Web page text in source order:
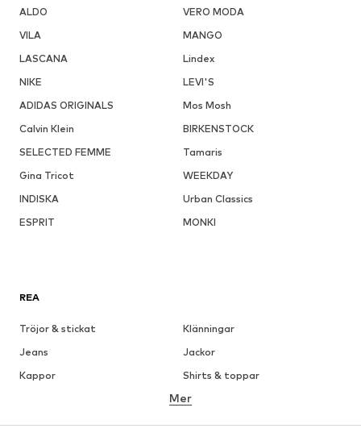
ALDO
VERO MODA
VILA
MANGO
LASCANA
Lindex
NIKE
LEVI'S
ADIDAS ORIGINALS
Mos Mosh
Calvin Klein
BIRKENSTOCK
SELECTED FEMME
Tamaris
Gina Tricot
WEEKDAY
INDISKA
Urban Classics
ESPRIT
MONKI
REA
Tröjor & stickat
Klänningar
Jeans
Jackor
Kappor
Shirts & toppar
Underkläder
Kjolar
Blusar & tunikor
Mer